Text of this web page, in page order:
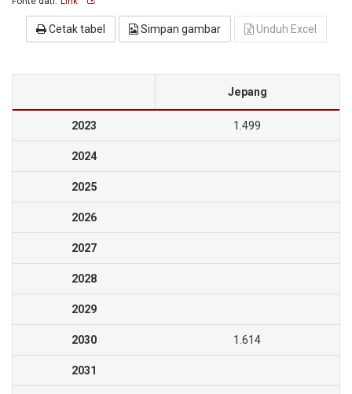
Cetak tabel Simpan gambar Unduh Excel
Jepang
2023 1.499
2024
2025
2026
2027
2028
2029
2030 1.614
2031